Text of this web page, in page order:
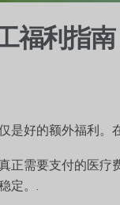
福利指
是好的额外福利。
正需要支付的医疗
定。.